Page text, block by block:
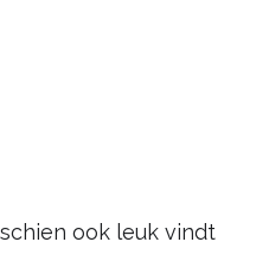
ook leuk vindt